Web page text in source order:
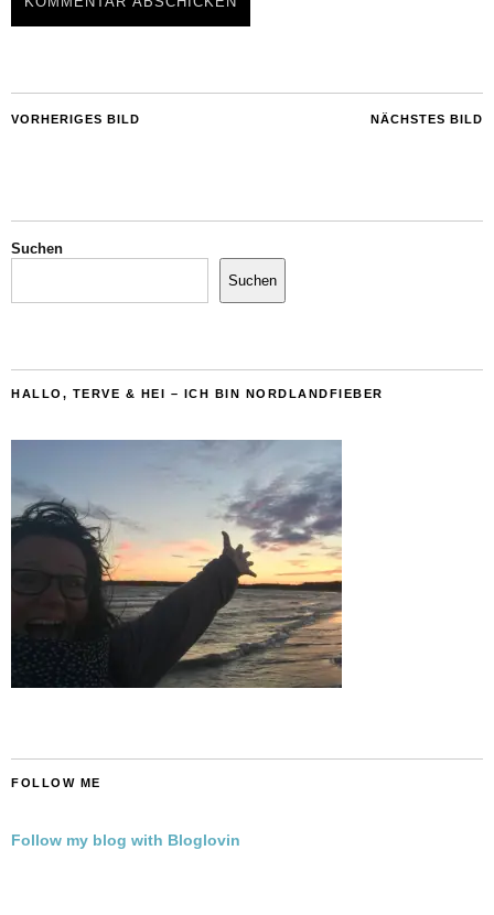
NÄCHSTES BILD
VORHERIGES BILD
Suchen
Suchen
HALLO, TERVE & HEI – ICH BIN NORDLANDFIEBER
FOLLOW ME
Follow my blog with Bloglovin